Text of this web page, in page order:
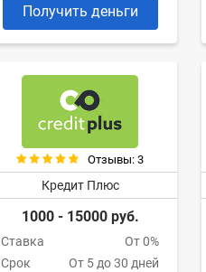
Получить деньги
Отзывы: 3
Кредит Плюс
1000 - 15000 руб.
Ставка
От 0%
Срок
От 5 до 30 дней